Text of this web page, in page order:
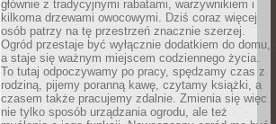
głównie z tradycyjnymi rabatami, warzywnikiem i
kilkoma drzewami owocowymi. Dziś coraz więcej
osób patrzy na tę przestrzeń znacznie szerzej.
Ogród przestaje być wyłącznie dodatkiem do domu,
a staje się ważnym miejscem codziennego życia.
To tutaj odpoczywamy po pracy, spędzamy czas z
rodziną, pijemy poranną kawę, czytamy książki, a
czasem także pracujemy zdalnie. Zmienia się więc
nie tylko sposób urządzania ogrodu, ale też